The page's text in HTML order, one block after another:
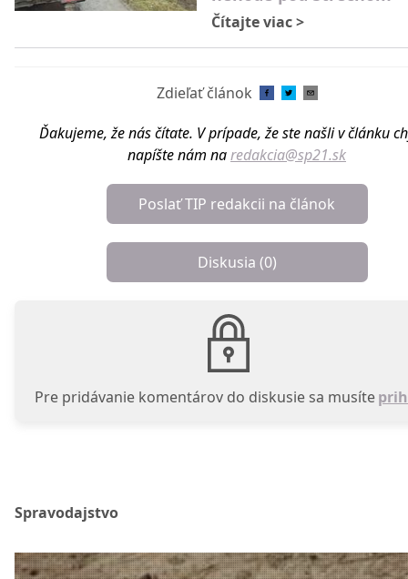
Čítajte viac>
Zdieľať článok
Ďakujeme, že nás čítate. V prípade, že ste našli v článku
napíšte nám naredakcia@sp21.sk
Poslať TIP redakcii na článok
Diskusia (0)
Pre pridávanie komentárov do diskusie sa musíte
Spravodajstvo